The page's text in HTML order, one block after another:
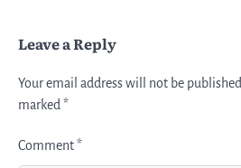
Leave a Reply
Your email address will not be published.
marked *
Comment*